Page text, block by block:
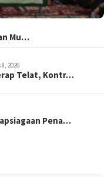
Mu…
2026
Telat, Kontr…
Pena…